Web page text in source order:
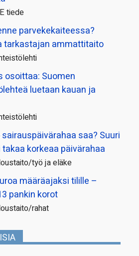
tiede
parvekekaiteessa?
tarkastajan ammattitaito
osoittaa: Suomen
luetaan kauan ja
saa? Suuri
takaa korkeaa päivärahaa
työ ja eläke
määräajaksi tilille –
pankin korot
rahat